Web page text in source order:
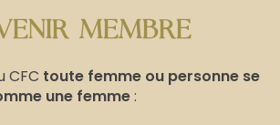
MEMBRE
CFC toute femme ou personne se
une femme: